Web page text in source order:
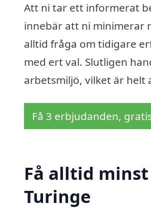
Att ni tar ett informerat
innebär att ni minimerar
alltid fråga om tidigare
med ert val. Slutligen
arbetsmiljö, vilket är
Få 3 erbjudanden,
Få alltid
Turinge